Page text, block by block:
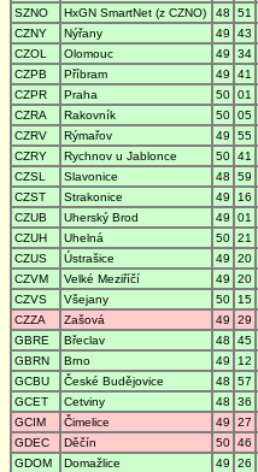
SZNO
HxGN SmartNet (z CZNO) 48 51
CZNY
Nýřany 49 43
CZOL
Olomouc 49 34
CZPB
Příbram 49 41
CZPR
Praha 50 01
CZRA
Rakovník 50 05
CZRV
Rýmařov 49 55
CZRY
Rychnov u Jablonce 50 41
CZSL
Slavonice 48 59
CZST
Strakonice 49 16
CZUB
Uherský Brod 49 01
CZUH
Uhelná 50 21
CZUS
Ústrašice 49 20
CZVM
Velké Meziříčí 49 20
CZVS
Všejany 50 15
CZZA
Zašová 49 29
GBRE
Břeclav 48 45
GBRN
Brno 49 12
GCBU
České Budějovice 48 57
GCET
Cetviny 48 36
GCIM
Čimelice 49 27
GDEC
Děčín 50 46
GDOM
Domažlice 49 26